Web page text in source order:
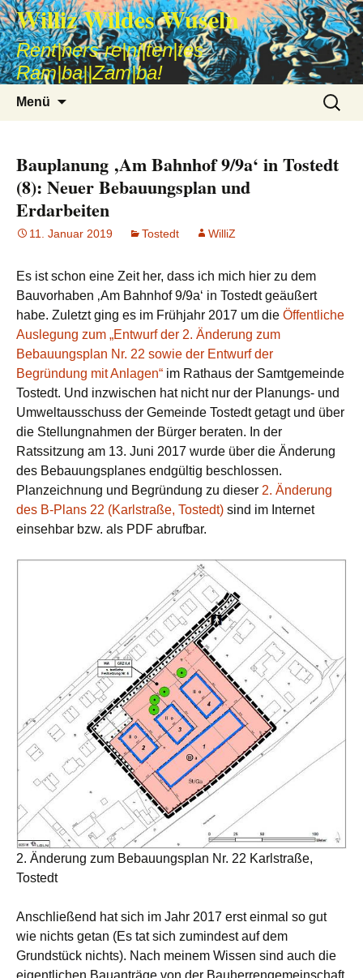
Williz Wildes Wuseln
Rent|ners re|ni|ten|tes
Ram|ba||Zam|ba!
Menü
Suche
nach:
Bauplanung ‚Am Bahnhof 9/9a‘ in Tostedt
(8): Neuer Bebauungsplan und
Erdarbeiten
11. Januar 2019 Tostedt WilliZ
Es ist schon eine Zeit her, dass ich mich hier zu dem
Bauvorhaben ‚Am Bahnhof 9/9a‘ in Tostedt geäußert
habe. Zuletzt ging es im Frühjahr 2017 um die Öffentliche
Auslegung zum „Entwurf der 2. Änderung zum
Bebauungsplan Nr. 22 sowie der Entwurf der
Begründung mit Anlagen“ im Rathaus der Samtgemeinde
Tostedt. Und inzwischen hat nicht nur der Planungs- und
Umweltausschuss der Gemeinde Tostedt getagt und über
die Stellungnahmen der Bürger beraten. In der
Ratssitzung am 13. Juni 2017 wurde über die Änderung
des Bebauungsplanes endgültig beschlossen.
Planzeichnung und Begründung zu dieser 2. Änderung
des B-Plans 22 (Karlstraße, Tostedt) sind im Internet
einsehbar bzw. als PDF abrufbar.
2. Änderung zum Bebauungsplan Nr. 22 Karlstraße,
Tostedt
Anschließend hat sich im Jahr 2017 erst einmal so gut
wie nichts getan (Es tat sich zumindest auf dem
Grundstück nichts). Nach meinem Wissen sind auch die